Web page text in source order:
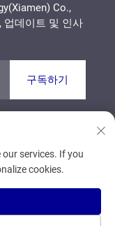
Co.,
업데이트 및 인사
구독하기
Co., Ltd. All
블로그
services. If you
cookies.